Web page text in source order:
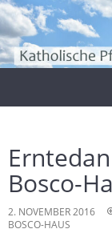
Zum
Inhalt
springen
Bosco-
2. NOVEMBER 2016
BOSCO-HAUS